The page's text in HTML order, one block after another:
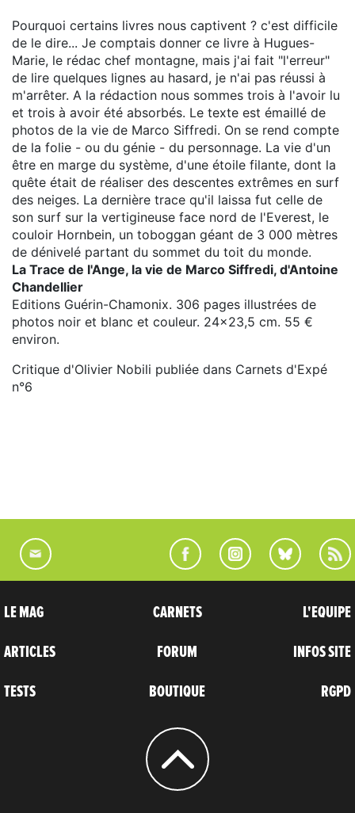
Pourquoi certains livres nous captivent ? c'est difficile
de le dire... Je comptais donner ce livre à Hugues-
Marie, le rédac chef montagne, mais j'ai fait "l'erreur"
de lire quelques lignes au hasard, je n'ai pas réussi à
m'arrêter. A la rédaction nous sommes trois à l'avoir lu
et trois à avoir été absorbés. Le texte est émaillé de
photos de la vie de Marco Siffredi. On se rend compte
de la folie - ou du génie - du personnage. La vie d'un
être en marge du système, d'une étoile filante, dont la
quête était de réaliser des descentes extrêmes en surf
des neiges. La dernière trace qu'il laissa fut celle de
son surf sur la vertigineuse face nord de l'Everest, le
couloir Hornbein, un toboggan géant de 3 000 mètres
de dénivelé partant du sommet du toit du monde.
La Trace de l'Ange, la vie de Marco Siffredi, d'Antoine
Chandellier
Editions Guérin-Chamonix. 306 pages illustrées de
photos noir et blanc et couleur. 24x23,5 cm. 55 €
environ.
Critique d'Olivier Nobili publiée dans Carnets d'Expé
n°6
LE MAG
ARTICLES
TESTS
CARNETS
FORUM
BOUTIQUE
L'EQUIPE
INFOS SITE
RGPD